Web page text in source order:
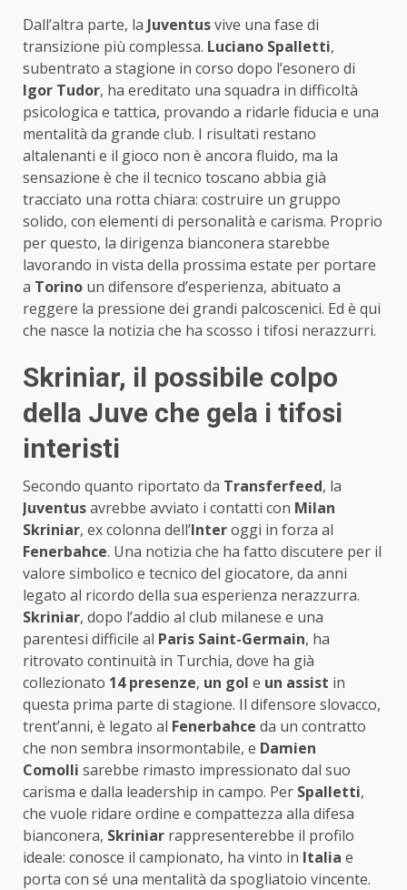
Dall’altra parte, la Juventusvive una fase di
transizione più complessa. Luciano Spalletti,
subentrato a stagione in corso dopo l’esonero di
Igor Tudor, ha ereditato una squadra in difficoltà
psicologica e tattica, provando a ridarle fiducia e una
mentalità da grande club. I risultati restano
altalenanti e il gioco non è ancora fluido, ma la
sensazione è che il tecnico toscano abbia già
tracciato una rotta chiara: costruire un gruppo
solido, con elementi di personalità e carisma. Proprio
per questo, la dirigenza bianconera starebbe
lavorando in vista della prossima estate per portare
a Torino un difensore d’esperienza, abituato a
reggere la pressione dei grandi palcoscenici. Ed è qui
che nasce la notizia che ha scosso i tifosi nerazzurri.
Skriniar, il possibile colpo
della Juve che gela i tifosi
interisti
Secondo quanto riportato da Transferfeed, la
Juventusavrebbe avviato i contatti con Milan
Skriniar, ex colonna dell’Interoggi in forza al
Fenerbahce. Una notizia che ha fatto discutere per il
valore simbolico e tecnico del giocatore, da anni
legato al ricordo della sua esperienza nerazzurra.
Skriniar, dopo l’addio al club milanese e una
parentesi difficile al Paris Saint-Germain, ha
ritrovato continuità in Turchia, dove ha già
collezionato 14 presenze, un gol e un assist in
questa prima parte di stagione. Il difensore slovacco,
trent’anni, è legato al Fenerbahce da un contratto
che non sembra insormontabile, e Damien
Comolli sarebbe rimasto impressionato dal suo
carisma e dalla leadership in campo. Per Spalletti,
che vuole ridare ordine e compattezza alla difesa
bianconera, Skriniar rappresenterebbe il profilo
ideale: conosce il campionato, ha vinto in Italia e
porta con sé una mentalità da spogliatoio vincente.